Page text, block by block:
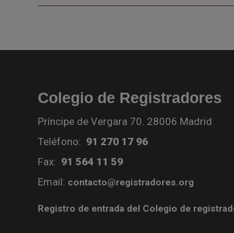
Colegio de Registradores
Príncipe de Vergara 70. 28006 Madrid
Teléfono: 91 270 17 96
Fax: 91 564 11 59
Email: contacto@registradores.org
Registro de entrada del Colegio de